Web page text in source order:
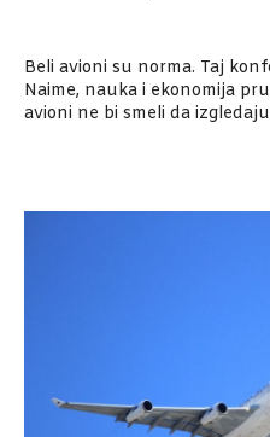
Beli avioni su norma. Taj
Naime, nauka i ekonomija
avioni ne bi smeli da